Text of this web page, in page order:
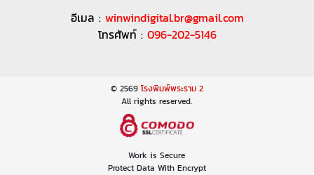
อีเมล : winwindigital.br@gmail.com
โทรศัพท์ : 096-202-5146
© 2569 โรงพิมพ์พระราม 2
All rights reserved.
Work is Secure
Protect Data With Encrypt